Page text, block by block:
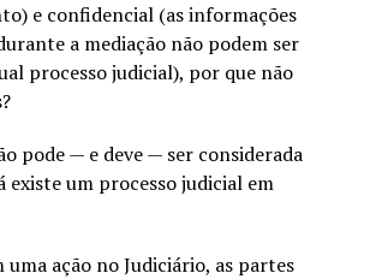
e confidencial (as informações
a mediação não podem ser
processo judicial), por que não
pode — e deve — ser considerada
existe um processo judicial em
uma ação no Judiciário, as partes